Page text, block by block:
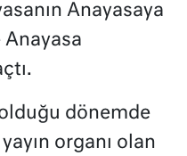
Anayasaya
Anayasa
dönemde
organı olan